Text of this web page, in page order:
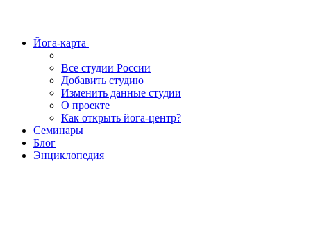
Йога-карта
Все студии России
Добавить студию
Изменить данные студии
О проекте
Как открыть йога-центр?
Семинары
Блог
Энциклопедия